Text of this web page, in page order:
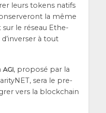
leurs tokens natifs
la même
sur le réseau Ethe­
à tout
AGI, pro­po­sé par la
sera le pre­
vers la blo­ck­chain